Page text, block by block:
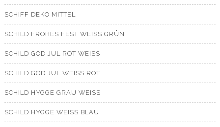
SCHIFF DEKO MITTEL
SCHILD FROHES FEST WEISS GRÜN
SCHILD GOD JUL ROT WEISS
SCHILD GOD JUL WEISS ROT
SCHILD HYGGE GRAU WEISS
SCHILD HYGGE WEISS BLAU